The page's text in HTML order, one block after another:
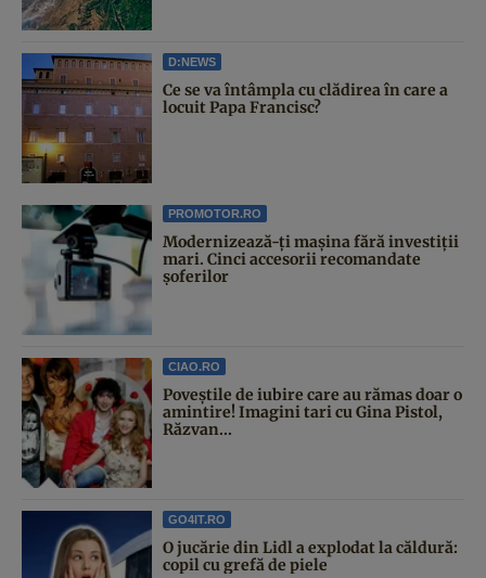
D:NEWS
Ce se va întâmpla cu clădirea în care a
locuit Papa Francisc?
PROMOTOR.RO
Modernizează-ți mașina fără investiții
mari. Cinci accesorii recomandate
șoferilor
CIAO.RO
Poveştile de iubire care au rămas doar o
amintire! Imagini tari cu Gina Pistol,
Răzvan...
GO4IT.RO
O jucărie din Lidl a explodat la căldură:
copil cu grefă de piele